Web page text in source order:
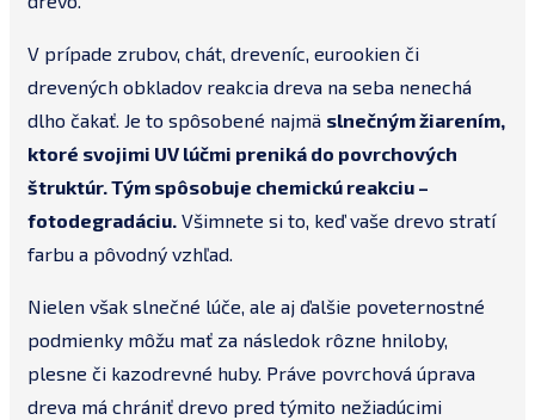
V prípade zrubov, chát, dreveníc, eurookien či
drevených obkladov reakcia dreva na seba nenechá
dlho čakať. Je to spôsobené najmä slnečným žiarením,
ktoré svojimi UV lúčmi preniká do povrchových
štruktúr. Tým spôsobuje chemickú reakciu –
fotodegradáciu. Všimnete si to, keď vaše drevo stratí
farbu a pôvodný vzhľad.
Nielen však slnečné lúče, ale aj ďalšie poveternostné
podmienky môžu mať za následok rôzne hniloby,
plesne či kazodrevné huby. Práve povrchová úprava
dreva má chrániť drevo pred týmito nežiadúcimi